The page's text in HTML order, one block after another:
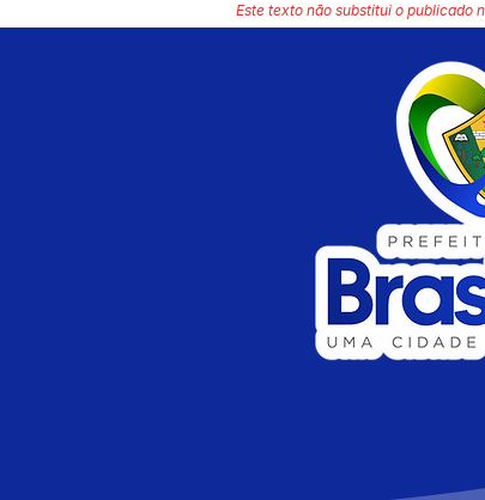
Este texto não substitui o publicado